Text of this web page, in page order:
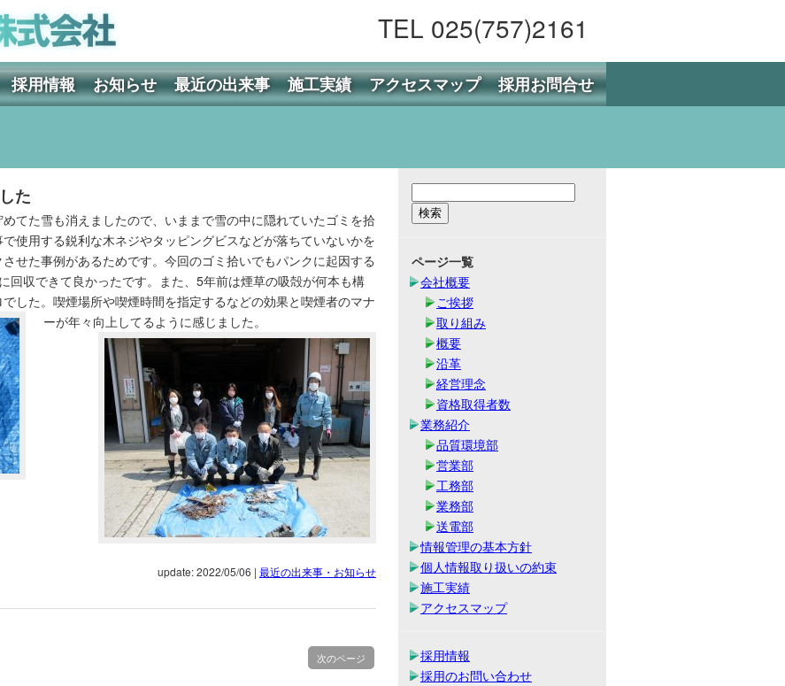
TEL 025(757)2161
採用情報 お知らせ 最近の出来事 施工実績 アクセスマップ 採用お問合せ
た
てた雪も消えましたので、いままで雪の中に隠れていたゴミを拾
使用する鋭利な木ネジやタッピングビスなどが落ちていないかを
せた事例があるためです。今回のゴミ拾いでもパンクに起因する
回収できて良かったです。また、5年前は煙草の吸殻が何本も構
した。喫煙場所や喫煙時間を指定するなどの効果と喫煙者のマナ
ーが年々向上してるように感じました。
update: 2022/05/06 | 最近の出来事・お知らせ
次のページ
ページ一覧
会社概要
ご挨拶
取り組み
概要
沿革
経営理念
資格取得者数
業務紹介
品質環境部
営業部
工務部
業務部
送電部
情報管理の基本方針
個人情報取り扱いの約束
施工実績
アクセスマップ
採用情報
採用のお問い合わせ